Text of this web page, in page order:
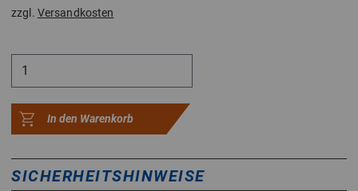
zzgl. Versandkosten
In den Warenkorb
SICHERHEITSHINWEISE